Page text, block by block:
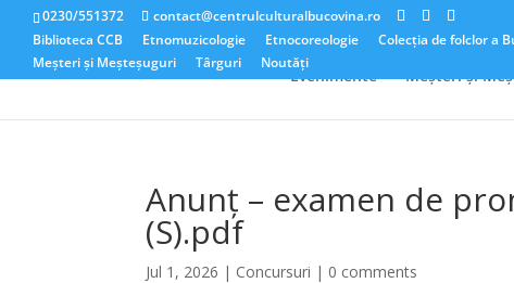
0230/551372
contact@centrulculturalbucovina.ro
Biblioteca CCB
Etnomuzicologie Etnocoreologie Colecția de folclor a
Meșteri și Meșteșuguri
Târguri Noutăți
Evenimente Meșteri și
Anunț – examen de
(S).pdf
Jul 1, 2026 | Concursuri | 0 comments